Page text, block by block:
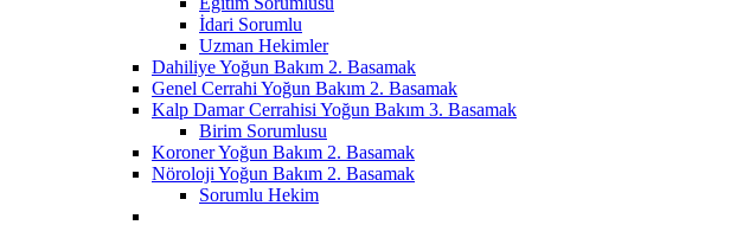
İdari Sorumlu
Uzman Hekimler
Dahiliye Yoğun Bakım 2. Basamak
Genel Cerrahi Yoğun Bakım 2. Basamak
Kalp Damar Cerrahisi Yoğun Bakım 3. Basamak
Birim Sorumlusu
Koroner Yoğun Bakım 2. Basamak
Nöroloji Yoğun Bakım 2. Basamak
Sorumlu Hekim